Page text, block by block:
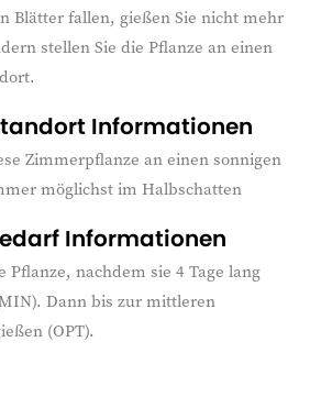
Blätter fallen, gießen Sie nicht mehr
stellen Sie die Pflanze an einen
Informationen
Zimmerpflanze an einen sonnigen
möglichst im Halbschatten
Informationen
Pflanze, nachdem sie 4 Tage lang
Dann bis zur mittleren
(OPT).